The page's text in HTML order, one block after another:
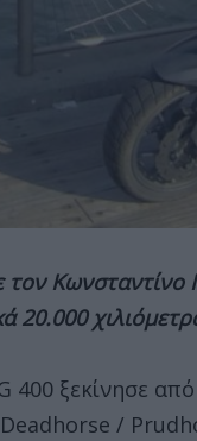
τον
20.000
400 ξεκίνησε
Deadhorse /